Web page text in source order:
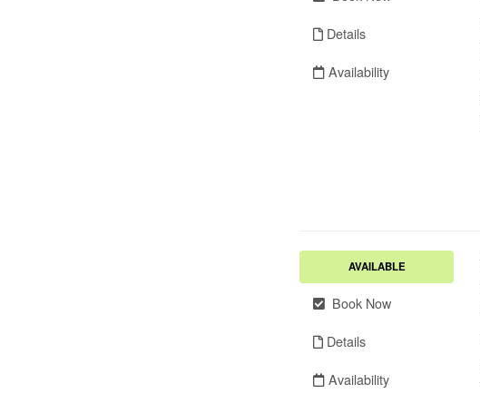
Details
Availability
AVAILABLE
Book Now
Details
Availability